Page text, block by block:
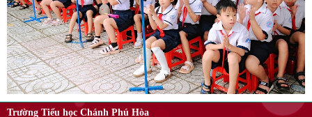
Trường Tiểu học Chánh Phú Hòa